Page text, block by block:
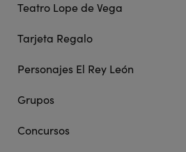
Teatro Lope de Vega
Tarjeta Regalo
Personajes El Rey León
Grupos
Concursos